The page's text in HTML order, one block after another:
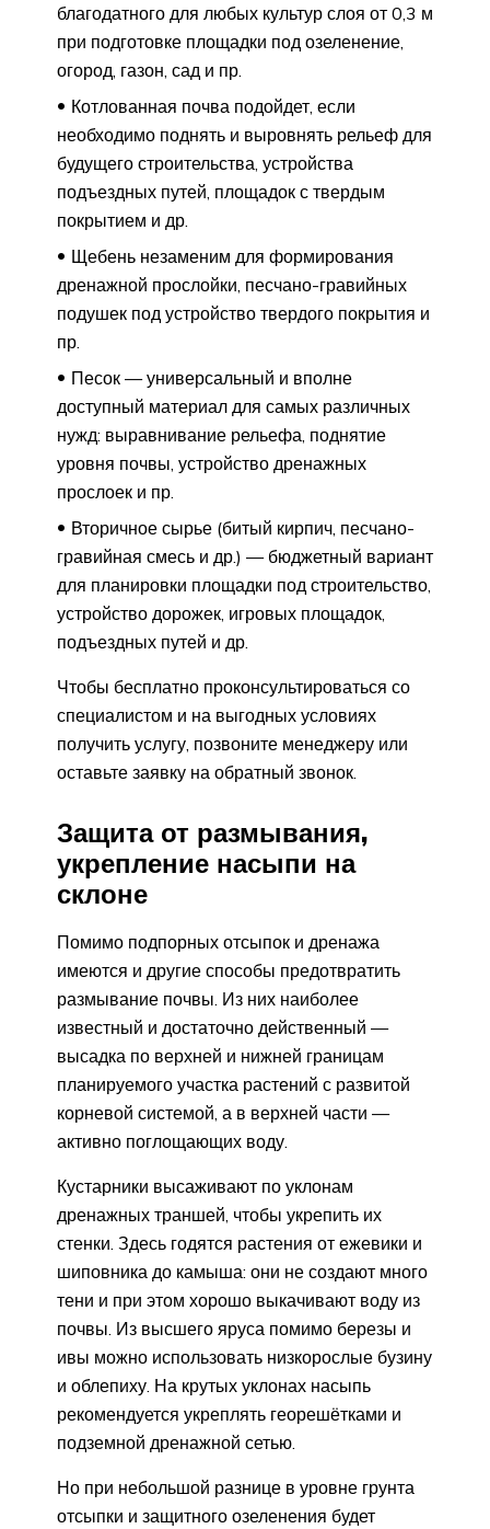
благодатного для любых культур слоя от 0,3 м
при подготовке площадки под озеленение,
огород, газон, сад и пр.
Котлованная почва подойдет, если
необходимо поднять и выровнять рельеф для
будущего строительства, устройства
подъездных путей, площадок с твердым
покрытием и др.
Щебень незаменим для формирования
дренажной прослойки, песчано-гравийных
подушек под устройство твердого покрытия и
пр.
Песок — универсальный и вполне
доступный материал для самых различных
нужд: выравнивание рельефа, поднятие
уровня почвы, устройство дренажных
прослоек и пр.
Вторичное сырье (битый кирпич, песчано-
гравийная смесь и др.) — бюджетный вариант
для планировки площадки под строительство,
устройство дорожек, игровых площадок,
подъездных путей и др.
Чтобы бесплатно проконсультироваться со
специалистом и на выгодных условиях
получить услугу, позвоните менеджеру или
оставьте заявку на обратный звонок.
Защита от размывания,
укрепление насыпи на
склоне
Помимо подпорных отсыпок и дренажа
имеются и другие способы предотвратить
размывание почвы. Из них наиболее
известный и достаточно действенный —
высадка по верхней и нижней границам
планируемого участка растений с развитой
корневой системой, а в верхней части —
активно поглощающих воду.
Кустарники высаживают по уклонам
дренажных траншей, чтобы укрепить их
стенки. Здесь годятся растения от ежевики и
шиповника до камыша: они не создают много
тени и при этом хорошо выкачивают воду из
почвы. Из высшего яруса помимо березы и
ивы можно использовать низкорослые бузину
и облепиху. На крутых уклонах насыпь
рекомендуется укреплять георешётками и
подземной дренажной сетью.
Но при небольшой разнице в уровне грунта
отсыпки и защитного озеленения будет